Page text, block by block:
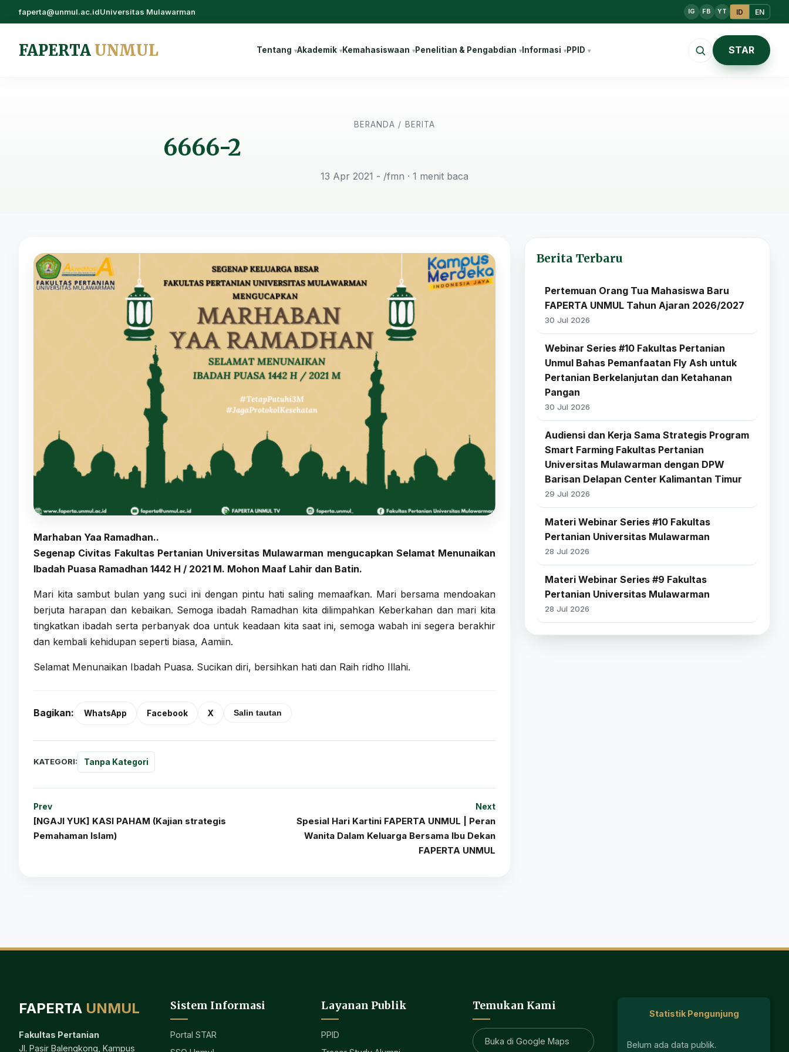
faperta@unmul.ac.idUniversitas Mulawarman IG FB YT ID EN
FAPERTA UNMUL Tentang Akademik Kemahasiswaan Penelitian & Pengabdian Informasi PPID STAR
BERANDA / BERITA
6666-2
13 Apr 2021 - /fmn · 1 menit baca
Marhaban Yaa Ramadhan..
Segenap Civitas Fakultas Pertanian Universitas Mulawarman mengucapkan Selamat Menunaikan
Ibadah Puasa Ramadhan 1442 H / 2021 M. Mohon Maaf Lahir dan Batin.
Mari kita sambut bulan yang suci ini dengan pintu hati saling memaafkan. Mari bersama mendoakan
berjuta harapan dan kebaikan. Semoga ibadah Ramadhan kita dilimpahkan Keberkahan dan mari kita
tingkatkan ibadah serta perbanyak doa untuk keadaan kita saat ini, semoga wabah ini segera berakhir
dan kembali kehidupan seperti biasa, Aamiin.
Selamat Menunaikan Ibadah Puasa. Sucikan diri, bersihkan hati dan Raih ridho Illahi.
Bagikan: WhatsApp Facebook X Salin tautan
KATEGORI: Tanpa Kategori
Prev
[NGAJI YUK] KASI PAHAM (Kajian strategis
Pemahaman Islam)
Next
Spesial Hari Kartini FAPERTA UNMUL | Peran
Wanita Dalam Keluarga Bersama Ibu Dekan
FAPERTA UNMUL
Berita Terbaru
Pertemuan Orang Tua Mahasiswa Baru
FAPERTA UNMUL Tahun Ajaran 2026/2027
30 Jul 2026
Webinar Series #10 Fakultas Pertanian
Unmul Bahas Pemanfaatan Fly Ash untuk
Pertanian Berkelanjutan dan Ketahanan
Pangan
30 Jul 2026
Audiensi dan Kerja Sama Strategis Program
Smart Farming Fakultas Pertanian
Universitas Mulawarman dengan DPW
Barisan Delapan Center Kalimantan Timur
29 Jul 2026
Materi Webinar Series #10 Fakultas
Pertanian Universitas Mulawarman
28 Jul 2026
Materi Webinar Series #9 Fakultas
Pertanian Universitas Mulawarman
28 Jul 2026
FAPERTA UNMUL
Fakultas Pertanian
Jl. Pasir Balengkong, Kampus
Sistem Informasi
Portal STAR
Layanan Publik
PPID
Temukan Kami
Buka di Google Maps
Statistik Pengunjung
Belum ada data publik.